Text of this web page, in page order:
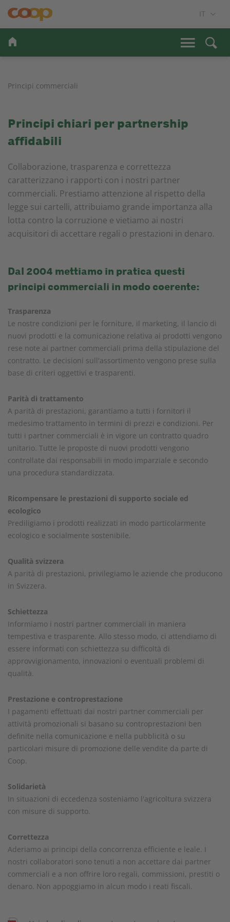
Principi commerciali
Principi chiari per partnership
affidabili
Collaborazione, trasparenza e correttezza
caratterizzano i rapporti con i nostri partner
commerciali. Prestiamo attenzione al rispetto della
legge sui cartelli, attribuiamo grande importanza alla
lotta contro la corruzione e vietiamo ai nostri
acquisitori di accettare regali o prestazioni in denaro.
Dal 2004 mettiamo in pratica questi
principi commerciali in modo coerente:
Trasparenza
Le nostre condizioni per le forniture, il marketing, il lancio di
nuovi prodotti e la comunicazione relativa ai prodotti vengono
rese note ai partner commerciali prima della stipulazione del
contratto. Le decisioni sull'assortimento vengono prese sulla
base di criteri oggettivi e trasparenti.
Parità di trattamento
A parità di prestazioni, garantiamo a tutti i fornitori il
medesimo trattamento in termini di prezzi e condizioni. Per
tutti i partner commerciali è in vigore un contratto quadro
unitario. Tutte le proposte di nuovi prodotti vengono
controllate dai responsabili in modo imparziale e secondo
una procedura standardizzata.
Ricompensare le prestazioni di supporto sociale ed
ecologico
Prediligiamo i prodotti realizzati in modo particolarmente
ecologico e socialmente sostenibile.
Qualità svizzera
A parità di prestazioni, privilegiamo le aziende che producono
in Svizzera.
Schiettezza
Informiamo i nostri partner commerciali in maniera
tempestiva e trasparente. Allo stesso modo, ci attendiamo di
essere informati con schiettezza su difficoltà di
approvvigionamento, innovazioni o eventuali problemi di
qualità.
Prestazione e controprestazione
I pagamenti effettuati dai nostri partner commerciali per
attività promozionali si basano su controprestazioni ben
definite nella comunicazione e nella pubblicità o su
particolari misure di promozione delle vendite da parte di
Coop.
Solidarietà
In situazioni di eccedenza sosteniamo l'agricoltura svizzera
con misure di supporto.
Correttezza
Aderiamo ai principi della concorrenza efficiente e leale. I
nostri collaboratori sono tenuti a non accettare dai partner
commerciali e a non offrire loro regali, commissioni, prestiti o
denaro. Non appoggiamo in alcun modo i reati fiscali.